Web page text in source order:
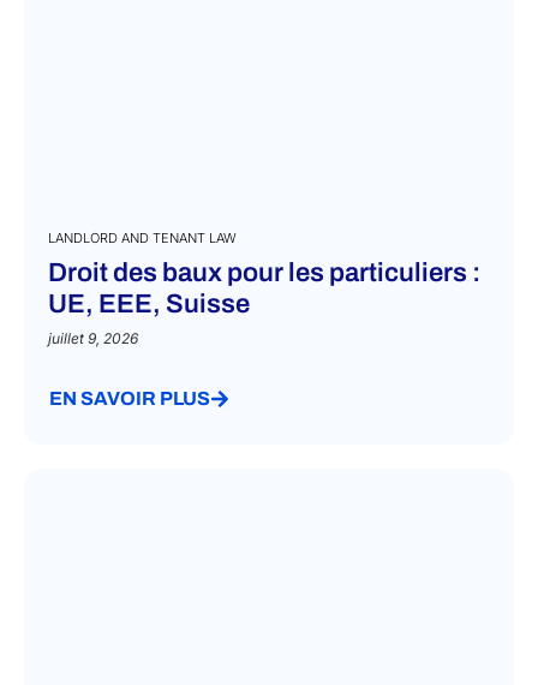
LANDLORD AND TENANT LAW
Droit des baux pour les particuliers :
UE, EEE, Suisse
juillet 9, 2026
EN SAVOIR PLUS